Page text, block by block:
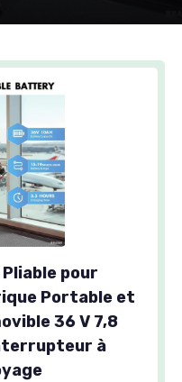
pour
Portable et
36 V 7,8
à